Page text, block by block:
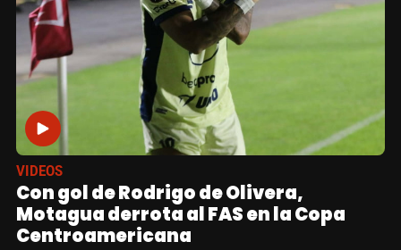
VIDEOS
Con gol de Rodrigo de Olivera,
Motagua derrota al FAS en la Copa
Centroamericana